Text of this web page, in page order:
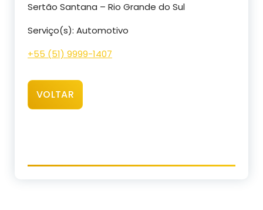
Sertão Santana – Rio Grande do Sul
Serviço(s): Automotivo
+55 (51) 9999-1407
VOLTAR